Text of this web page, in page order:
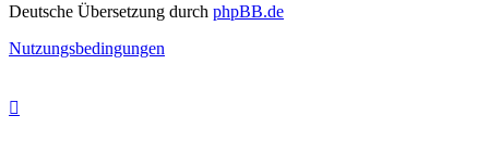
Deutsche Übersetzung durch phpBB.de
Nutzungsbedingungen